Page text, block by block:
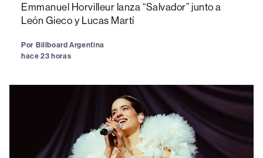
Emmanuel Horvilleur lanza “Salvador” junto a
León Gieco y Lucas Martí
Por Billboard Argentina
hace 23 horas